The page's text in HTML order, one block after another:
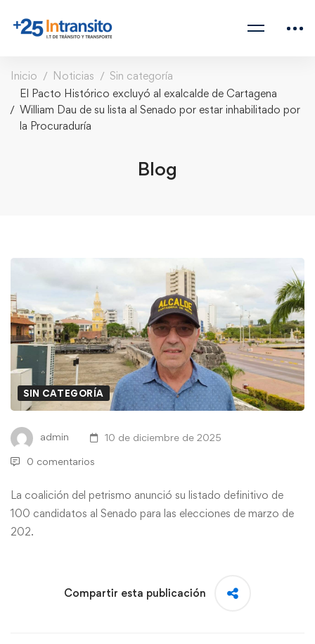
Inicio Noticias
Sin categoría
El Pacto Histórico excluyó al exalcalde de Cartagena
William Dau de su lista al Senado por estar inhabilitado por
la Procuraduría
Blog
SIN CATEGORÍA
admin 10 de diciembre de 2025
0 comentarios
La coalición del petrismo anunció su listado definitivo de
100 candidatos al Senado para las elecciones de marzo de
202.
Compartir esta publicación